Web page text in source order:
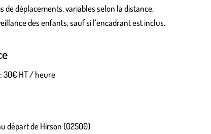
de déplacements, variables selon la distance.
des enfants, sauf si l’encadrant est inclus.
30€ HT / heure
départ de Hirson (02500)